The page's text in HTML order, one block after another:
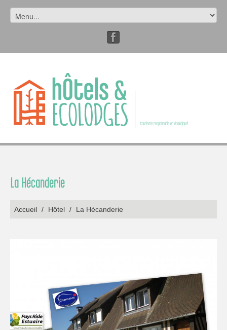
tourisme responsable et écologique!
La Hécanderie
Accueil / Hôtel / La Hécanderie